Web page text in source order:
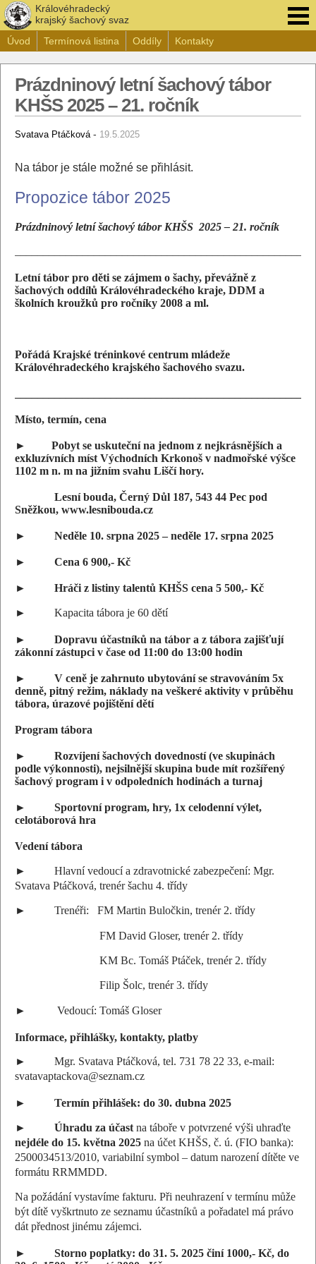
Královéhradecký
krajský šachový svaz
Úvod
Termínová listina Oddíly Kontakty
Prázdninový letní šachový tábor
KHŠS 2025 – 21. ročník
Svatava Ptáčková - 19.5.2025
Na tábor je stále možné se přihlásit.
Propozice tábor 2025
Prázdninový letní šachový tábor KHŠS 2025 – 21. ročník
Letní tábor pro děti se zájmem o šachy, převážně z
šachových oddílů Královéhradeckého kraje, DDM a
školních kroužků pro ročníky 2008 a ml.
Pořádá Krajské tréninkové centrum mládeže
Královéhradeckého krajského šachového svazu.
Místo, termín, cena
► Pobyt se uskuteční na jednom z nejkrásnějších a
exkluzívních míst Východních Krkonoš v nadmořské výšce
1102 m n. m na jižním svahu Liščí hory.
Lesní bouda, Černý Důl 187, 543 44 Pec pod
Sněžkou, www.lesnibouda.cz
► Neděle 10. srpna 2025 – neděle 17. srpna 2025
► Cena 6 900,- Kč
► Hráči z listiny talentů KHŠS cena 5 500,- Kč
► Kapacita tábora je 60 dětí
► Dopravu účastníků na tábor a z tábora zajišťují
zákonní zástupci v čase od 11:00 do 13:00 hodin
► V ceně je zahrnuto ubytování se stravováním 5x
denně, pitný režim, náklady na veškeré aktivity v průběhu
tábora, úrazové pojištění dětí
Program tábora
► Rozvíjení šachových dovedností (ve skupinách
podle výkonnosti), nejsilnější skupina bude mít rozšířený
šachový program i v odpoledních hodinách a turnaj
► Sportovní program, hry, 1x celodenní výlet,
celotáborová hra
Vedení tábora
► Hlavní vedoucí a zdravotnické zabezpečení: Mgr.
Svatava Ptáčková, trenér šachu 4. třídy
► Trenéři: FM Martin Buločkin, trenér 2. třídy
FM David Gloser, trenér 2. třídy
KM Bc. Tomáš Ptáček, trenér 2. třídy
Filip Šolc, trenér 3. třídy
► Vedoucí: Tomáš Gloser
Informace, přihlášky, kontakty, platby
► Mgr. Svatava Ptáčková, tel. 731 78 22 33, e-mail:
svatavaptackova@seznam.cz
► Termín přihlášek: do 30. dubna 2025
► Úhradu za účast na táboře v potvrzené výši uhraďte
nejdéle do 15. května 2025 na účet KHŠS, č. ú. (FIO banka):
2500034513/2010, variabilní symbol – datum narození dítěte ve
formátu RRMMDD.
Na požádání vystavíme fakturu. Při neuhrazení v termínu může
být dítě vyškrtnuto ze seznamu účastníků a pořadatel má právo
dát přednost jinému zájemci.
► Storno poplatky: do 31. 5. 2025 činí 1000,- Kč, do